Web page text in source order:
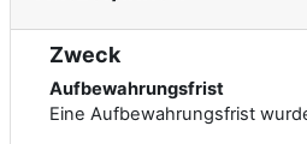
Zweck
Aufbewahrungsfrist
Eine Aufbewahrungsfrist